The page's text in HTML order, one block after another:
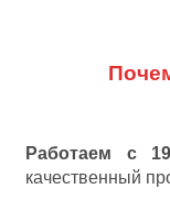
Работаем с
качественный